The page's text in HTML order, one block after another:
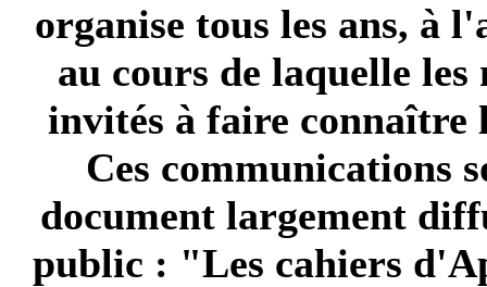
organise tous les ans, à
au cours de laquelle
invités à faire connaître
Ces communications
document largement
public : "Les cahiers